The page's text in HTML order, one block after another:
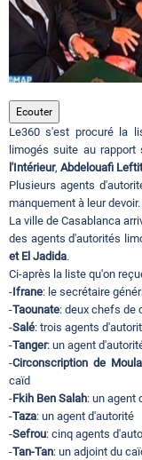
Hotels
Evenements
Contact
Ecouter
Le360 s'est procuré la
limogés suite au
l'Intérieur, Abdelouafi
Plusieurs agents
manquement à leur devoir.
La ville de Casablanca
des agents d'autorités
et El Jadida.
Ci-après la liste qu'on
-Ifrane: le secrétaire
-Taounate: deux chefs de
-Salé: trois agents
-Tanger: un agent
-Circonscription de
caïd
-Fkih Ben Salah: un agent
-Taza: un agent d'autorité
-Sefrou: cinq agents
-Tan-Tan: un adjoint du